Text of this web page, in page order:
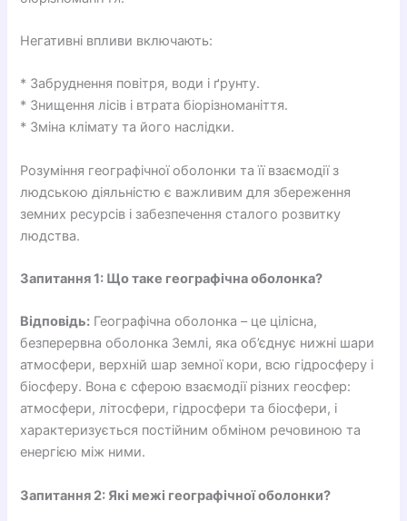
Негативні впливи включають:
* Забруднення повітря, води і ґрунту.
* Знищення лісів і втрата біорізноманіття.
* Зміна клімату та його наслідки.
Розуміння географічної оболонки та її взаємодії з
людською діяльністю є важливим для збереження
земних ресурсів і забезпечення сталого розвитку
людства.
Запитання 1: Що таке географічна оболонка?
Відповідь: Географічна оболонка – це цілісна,
безперервна оболонка Землі, яка об’єднує нижні шари
атмосфери, верхній шар земної кори, всю гідросферу і
біосферу. Вона є сферою взаємодії різних геосфер:
атмосфери, літосфери, гідросфери та біосфери, і
характеризується постійним обміном речовиною та
енергією між ними.
Запитання 2: Які межі географічної оболонки?